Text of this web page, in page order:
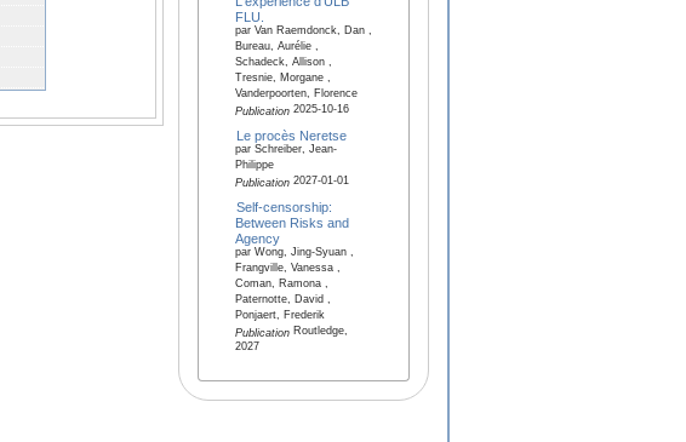
FLU.
par Van Raemdonck, Dan ,
Bureau, Aurélie ,
Schadeck, Allison ,
Tresnie, Morgane ,
Vanderpoorten, Florence
Publication2025-10-16
Le procès Neretse
par Schreiber, Jean-
Philippe
Publication2027-01-01
Self-censorship:
Between Risks and
Agency
par Wong, Jing-Syuan ,
Frangville, Vanessa ,
Coman, Ramona ,
Paternotte, David ,
Ponjaert, Frederik
PublicationRoutledge,
2027